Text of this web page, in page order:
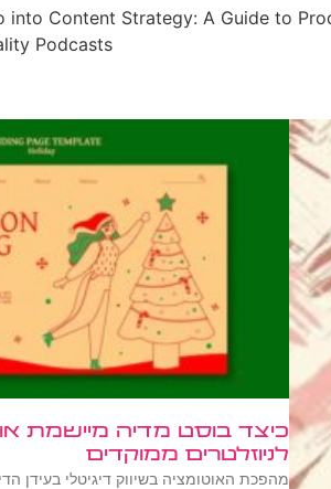
כיצד בוסט מדיה מיישמת
לניוזלטרים ממוקדים
מהפכת האוטומציה בשיווק דיגיטלי בעידן